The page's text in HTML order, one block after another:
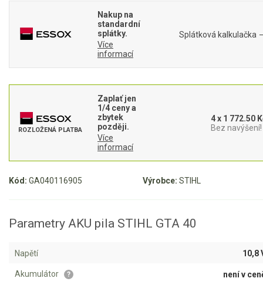
Křovinořezy a vyžínače
Benzínové křovinořezy a vyžínače
Aku křovinořezy a vyžínače
Benzínové pily
Elektrické pily
Jednoruční pily
AKU zahradní technika
Aku křovinořezy a vyžínače
Aku pily
Kód: GA040116905 Výrobce: STIHL
Nakup na
standardní
splátky.
Více
informací
Splátková kalkulačka
ROZLOŽENÁ PLATBA
Zaplať jen
1/4 ceny a
zbytek
později.
Více
informací
4 x 1 772.50
Bez navýšení!
Parametry AKU pila STIHL GTA 40
Napětí 10,8
Akumulátor ? není v